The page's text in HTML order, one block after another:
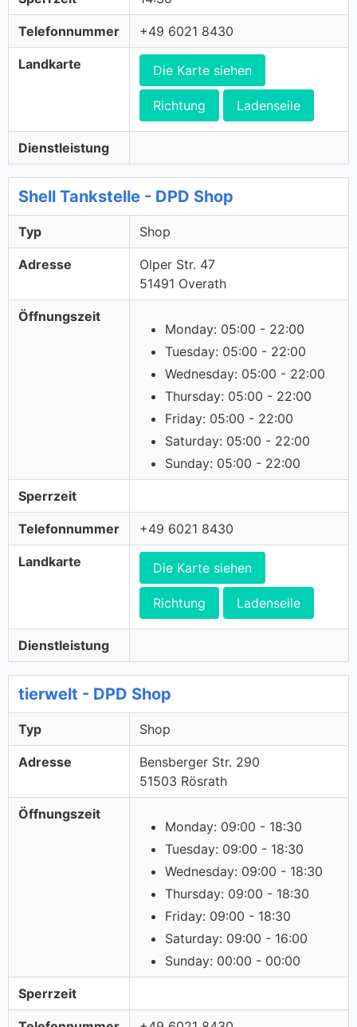
Telefonnummer +49 6021 8430
Landkarte Die Karte siehen
Richtung Ladenseile
Dienstleistung
Shell Tankstelle - DPD Shop
Typ Shop
Adresse
Olper Str. 47
51491 Overath
Öffnungszeit
Monday: 05:00 - 22:00
Tuesday: 05:00 - 22:00
Wednesday: 05:00 - 22:00
Thursday: 05:00 - 22:00
Friday: 05:00 - 22:00
Saturday: 05:00 - 22:00
Sunday: 05:00 - 22:00
Sperrzeit
Telefonnummer +49 6021 8430
Landkarte Die Karte siehen
Richtung Ladenseile
Dienstleistung
tierwelt - DPD Shop
Typ Shop
Adresse
Bensberger Str. 290
51503 Rösrath
Öffnungszeit
Monday: 09:00 - 18:30
Tuesday: 09:00 - 18:30
Wednesday: 09:00 - 18:30
Thursday: 09:00 - 18:30
Friday: 09:00 - 18:30
Saturday: 09:00 - 16:00
Sunday: 00:00 - 00:00
Sperrzeit